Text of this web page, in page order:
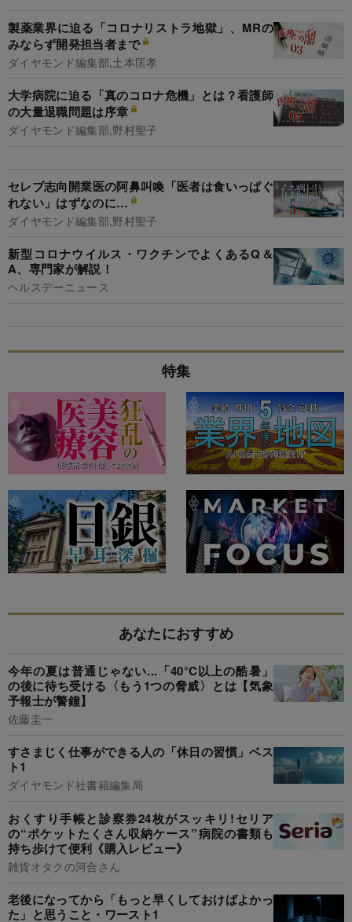
製薬業界に迫る「コロナリストラ地獄」、MRの
みならず開発担当者まで
ダイヤモンド編集部,土本匡孝
大学病院に迫る「真のコロナ危機」とは？看護師
の大量退職問題は序章
ダイヤモンド編集部,野村聖子
セレブ志向開業医の阿鼻叫喚「医者は食いっぱぐ
れない」はずなのに…
ダイヤモンド編集部,野村聖子
新型コロナウイルス・ワクチンでよくあるQ＆
A、専門家が解説！
ヘルスデーニュース
特集
あなたにおすすめ
今年の夏は普通じゃない...「40°C以上の酷暑」
の後に待ち受ける〈もう1つの脅威〉とは【気象
予報士が警鐘】
佐藤圭一
すさまじく仕事ができる人の「休日の習慣」ベス
ト1
ダイヤモンド社書籍編集局
おくすり手帳と診察券24枚がスッキリ!セリア
の“ポケットたくさん収納ケース”病院の書類も
持ち歩けて便利《購入レビュー》
雑貨オタクの河合さん
老後になってから「もっと早くしておけばよかっ
た」と思うこと・ワースト1